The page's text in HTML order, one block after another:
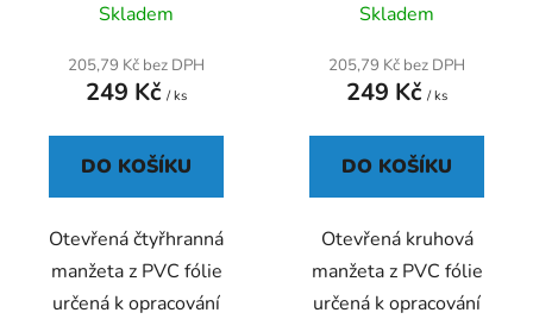
Skladem
205,79 Kč bez DPH
249 Kč / ks
DO KOŠÍKU
Otevřená čtyřhranná
manžeta z PVC fólie
určená k opracování
hodnocení
produktu
je
z
Skladem
205,79 Kč bez DPH
249 Kč / ks
DO KOŠÍKU
Otevřená kruhová
manžeta z PVC fólie
určená k opracování